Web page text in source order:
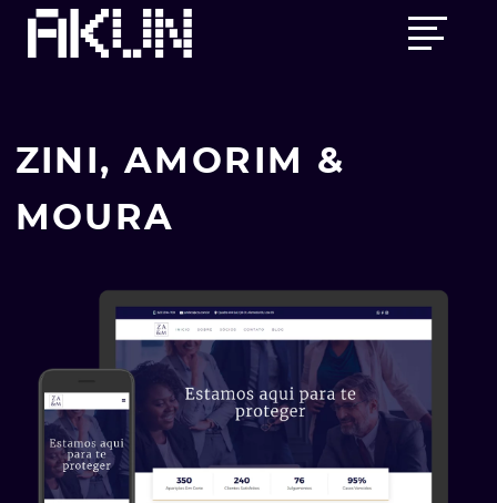
Main
Skip
ZINI, AMORIM &
MOURA